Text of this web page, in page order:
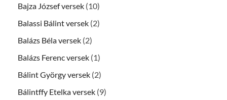
Bajza József versek (10)
Balassi Bálint versek (2)
Balázs Béla versek (2)
Balázs Ferenc versek (1)
Bálint György versek (2)
Bálintffy Etelka versek (9)